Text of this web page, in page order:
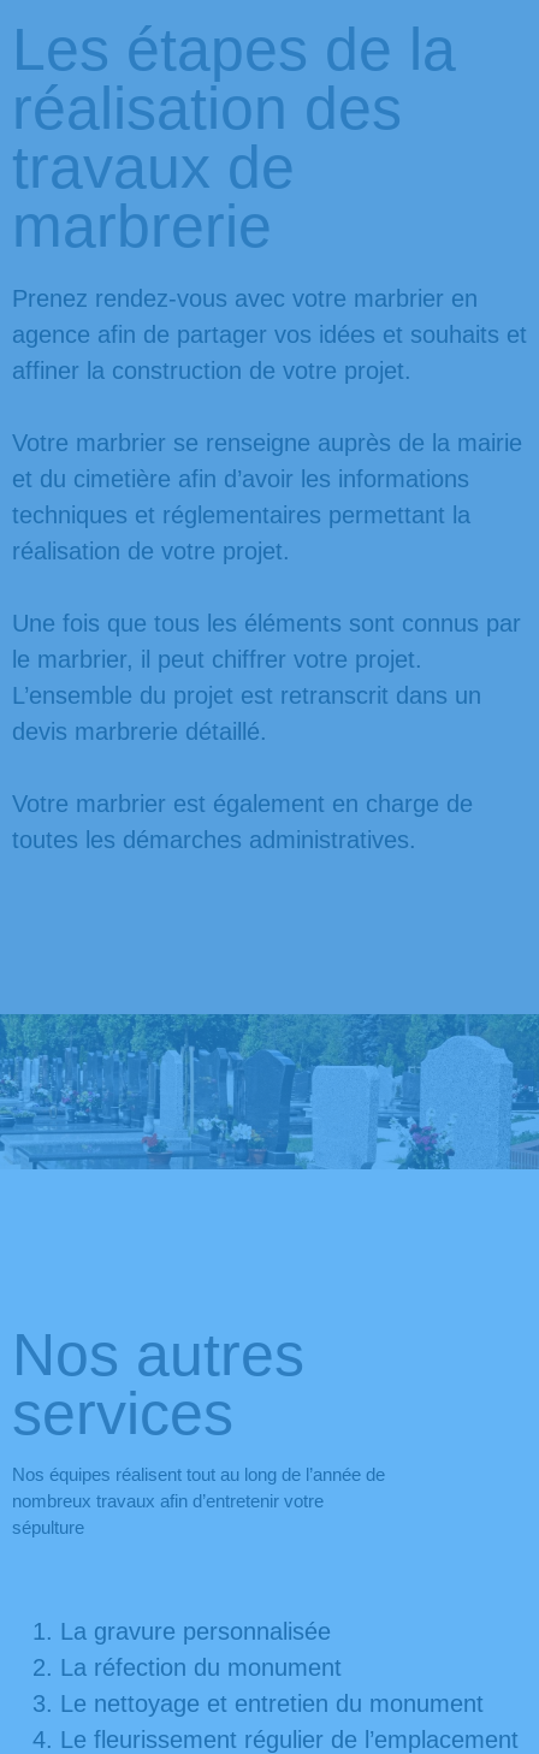
Les étapes de la
réalisation des
travaux de
marbrerie
Prenez rendez-vous avec votre marbrier en
agence afin de partager vos idées et souhaits et
affiner la construction de votre projet.
Votre marbrier se renseigne auprès de la mairie
et du cimetière afin d’avoir les informations
techniques et réglementaires permettant la
réalisation de votre projet.
Une fois que tous les éléments sont connus par
le marbrier, il peut chiffrer votre projet.
L’ensemble du projet est retranscrit dans un
devis marbrerie détaillé.
Votre marbrier est également en charge de
toutes les démarches administratives.
Nos autres
services
Nos équipes réalisent tout au long de l’année de
nombreux travaux afin d’entretenir votre
sépulture
La gravure personnalisée
La réfection du monument
Le nettoyage et entretien du monument
Le fleurissement régulier de l’emplacement